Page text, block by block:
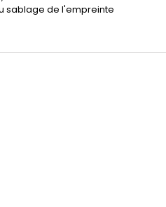
sablage de l'empreinte